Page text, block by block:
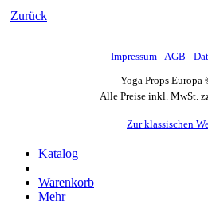
Zurück
Impressum-AGB -
Yoga Props Europa
Alle Preise inkl. MwSt.
Zur klassischen
Katalog
Warenkorb
Mehr